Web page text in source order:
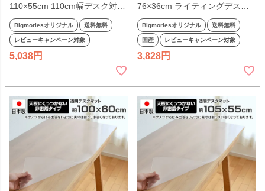
110×55cm 110cm幅デスク対応
長方形 厚さ1mm 非密着タイプ
無地 幅110cm 110cm幅 奥行
55cm 学習机 事務机 勉強机 デ
スク 透明マット ビッグモリー
Bigmoriesオリジナル 送料無料
レビューキャンペーン対象
5,038
76×36cm ライティングデスク
用 幅76cm 厚さ1mm 両面シー
ル付き 非密着タイプ クリアー
May ライティングビューロー用
Bigmoriesオリジナル 送料無料
国産 レビューキャンペーン対象
3,828